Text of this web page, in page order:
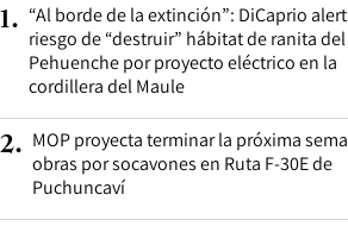
1. “Al borde de la extinción”: DiCaprio
riesgo de “destruir” hábitat de ranita del
Pehuenche por proyecto eléctrico en la
cordillera del Maule
2. MOP proyecta terminar la próxima
obras por socavones en Ruta F-30E de
Puchuncaví